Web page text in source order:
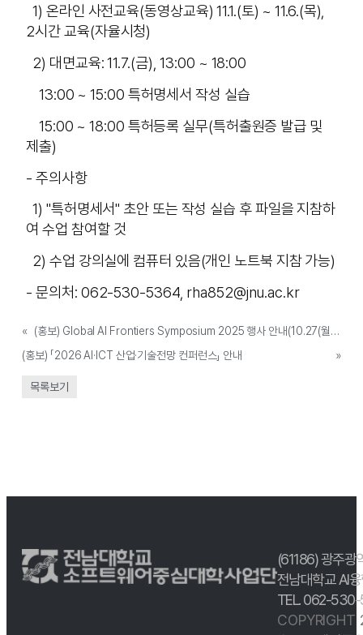
1) 온라인 사전교육(동영상교육) 11.1.(토) ~ 11.6.(목),
2시간 교육(자율시청)
2) 대면교육: 11.7.(금), 13:00 ~ 18:00
13:00 ~ 15:00 특허명세서 작성 실습
15:00 ~ 18:00 특허등록 실무(특허출원증 발급 및
제출)
- 주의사항
1) "특허명세서" 초안 또는 작성 실습 후 파일을 지참하
여 수업 참여할 것
2) 수업 강의실에 컴퓨터 있음(개인 노트북 지참 가능)
- 문의처: 062-530-5364, rha852@jnu.ac.kr
«
(홍보) Global AI Frontiers Symposium 2025 행사 안내(10.27(월) 10:00~17:50)
(홍보) 「2026 AI·ICT 산업·기술전망 컨퍼런스」 안내
»
목록보기
(61186) 광주광
전남대학교 AI
TEL. 062-
COPYRIGHT